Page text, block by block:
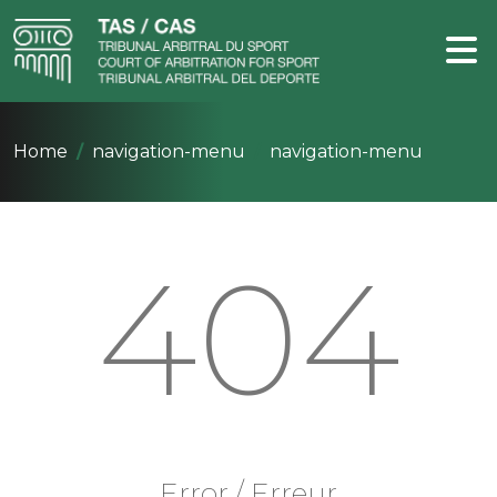
Home navigation-menu navigation-menu
404